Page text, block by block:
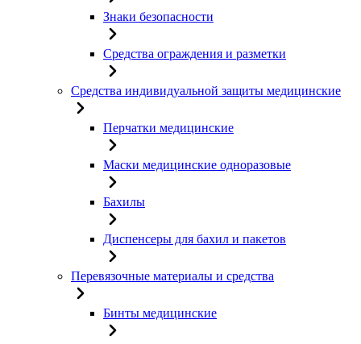
Знаки безопасности
Средства ограждения и разметки
Средства индивидуальной защиты медицинские
Перчатки медицинские
Маски медицинские одноразовые
Бахилы
Диспенсеры для бахил и пакетов
Перевязочные материалы и средства
Бинты медицинские